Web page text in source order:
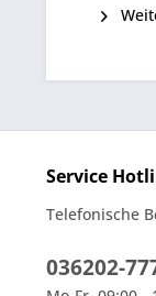
Service
Telefonische
036202-